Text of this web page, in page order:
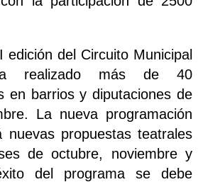
edición del Circuito Municipal
realizado más de 40
en barrios y diputaciones de
La nueva programación
nuevas propuestas teatrales
de octubre, noviembre y
del programa se debe